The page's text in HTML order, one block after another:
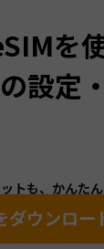
を
設定
トも、かんた
ダウンロー